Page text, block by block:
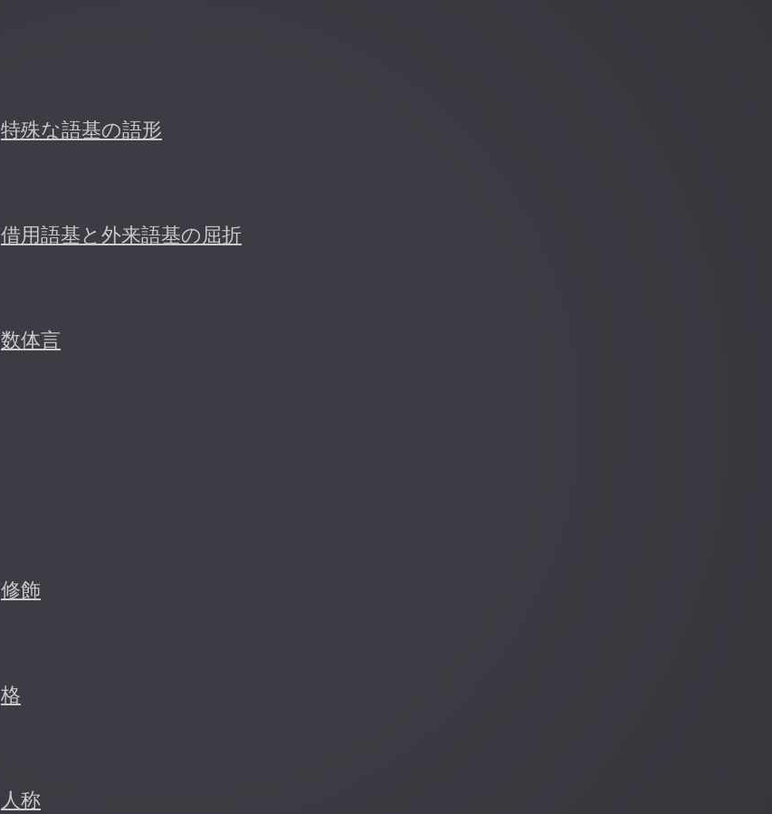
特殊な語基の語形
借用語基と外来語基の屈折
数体言
修飾
格
人称